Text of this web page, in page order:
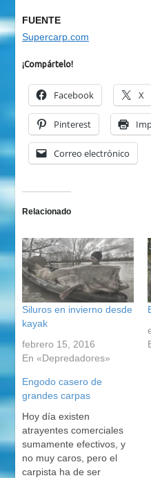
FUENTE
Supercarp.com
¡Compártelo!
Facebook X
Pinterest
Correo electrónico
Relacionado
Siluros en invierno desde
kayak
febrero 15, 2016
En «Depredadores»
Engodo casero de
grandes carpas
Hoy día existen
atrayentes comerciales
sumamente efectivos, y
no muy caros, pero el
carpista ha de ser